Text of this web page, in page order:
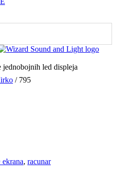
led displeja
/ 795
, racunar